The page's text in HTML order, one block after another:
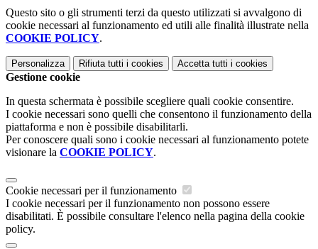
Questo sito o gli strumenti terzi da questo utilizzati si avvalgono di
cookie necessari al funzionamento ed utili alle finalità illustrate nella
COOKIE POLICY.
Personalizza Rifiuta tutti i cookies Accetta tutti i cookies
Gestione cookie
In questa schermata è possibile scegliere quali cookie consentire.
I cookie necessari sono quelli che consentono il funzionamento della
piattaforma e non è possibile disabilitarli.
Per conoscere quali sono i cookie necessari al funzionamento potete
visionare la COOKIE POLICY.
Cookie necessari per il funzionamento
I cookie necessari per il funzionamento non possono essere
disabilitati. È possibile consultare l'elenco nella pagina della cookie
policy.